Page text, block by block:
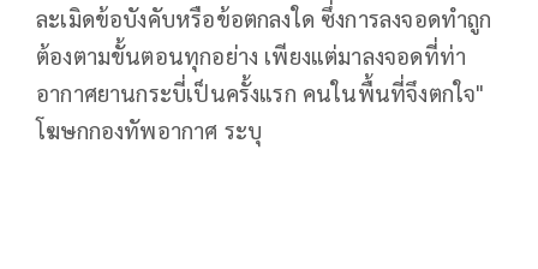
ละเมิดข้อบังคับหรือข้อตกลงใด ซึ่งการลงจอดทำถูก
ต้องตามขั้นตอนทุกอย่าง เพียงแต่มาลงจอดที่ท่า
อากาศยานกระบี่เป็นครั้งแรก คนในพื้นที่จึงตกใจ"
โฆษกกองทัพอากาศ ระบุ